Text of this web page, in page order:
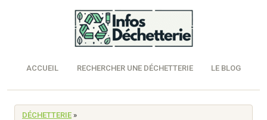
ACCUEIL RECHERCHER UNE DÉCHETTERIE LE BLOG
DÉCHETTERIE »